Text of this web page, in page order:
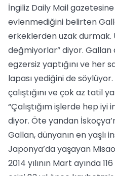
İngiliz Daily Mail
evlenmediğini belirten
erkeklerden uzak durmak.
değmiyorlar” diyor. Gallan
egzersiz yaptığını ve her
lapası yediğini de
çalıştığını ve çok az tatil
“Çalıştığım işlerde hep iyi
diyor. Öte yandan
Gallan, dünyanın en yaşlı
Japonya’da yaşayan
2014 yılının Mart ayında